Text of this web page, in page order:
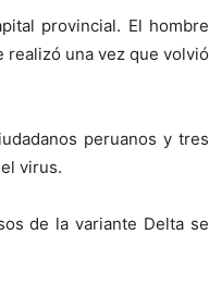
provincial. El hombre
realizó una vez que volvió
peruanos y tres
virus.
de la variante Delta se